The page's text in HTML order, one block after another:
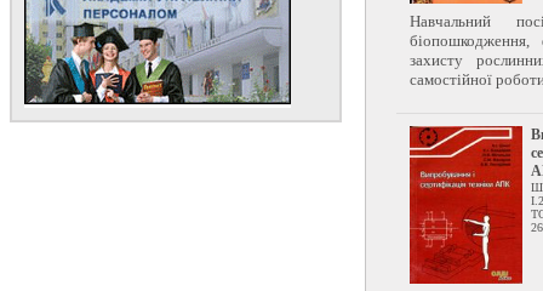
Навчальний
біопошкодження,
захисту
самостійної